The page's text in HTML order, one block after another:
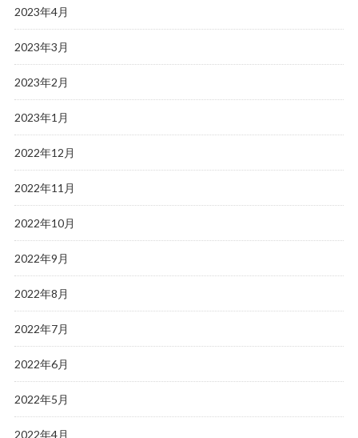
2023年4月
2023年3月
2023年2月
2023年1月
2022年12月
2022年11月
2022年10月
2022年9月
2022年8月
2022年7月
2022年6月
2022年5月
2022年4月